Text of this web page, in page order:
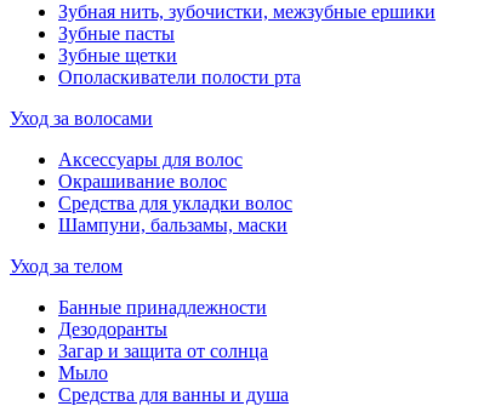
Зубная нить, зубочистки, межзубные ершики
Зубные пасты
Зубные щетки
Ополаскиватели полости рта
Уход за волосами
Аксессуары для волос
Окрашивание волос
Средства для укладки волос
Шампуни, бальзамы, маски
Уход за телом
Банные принадлежности
Дезодоранты
Загар и защита от солнца
Мыло
Средства для ванны и душа